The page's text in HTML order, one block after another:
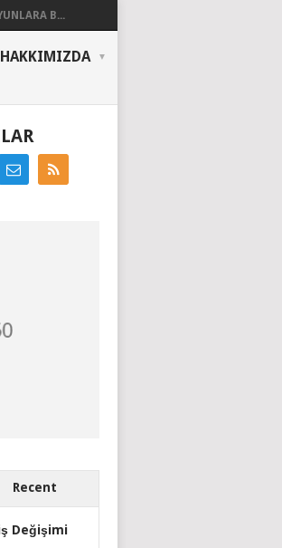
B...
HAKKIMIZDA
Recent
Değişimi